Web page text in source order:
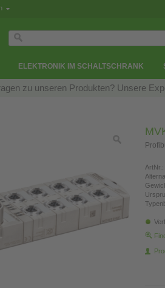
ELEKTRONIK IM SCHALTSCHRANK
zu unseren Produkten? Unsere
ArtNr.: